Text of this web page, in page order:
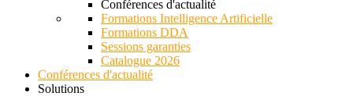
Conférences d'actualité
Formations Intelligence Artificielle
Formations DDA
Sessions garanties
Catalogue 2026
Conférences d'actualité
Solutions